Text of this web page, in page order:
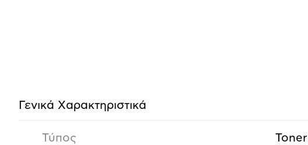
Γενικά Xαρακτηριστικά
Τύπος Toner